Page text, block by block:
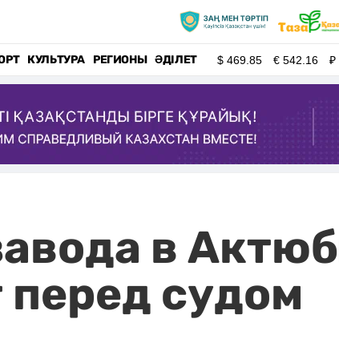
КУЛЬТУРА РЕГИОНЫ ӘДІЛЕТ $469.85 €542.16 ₽
в
перед судом